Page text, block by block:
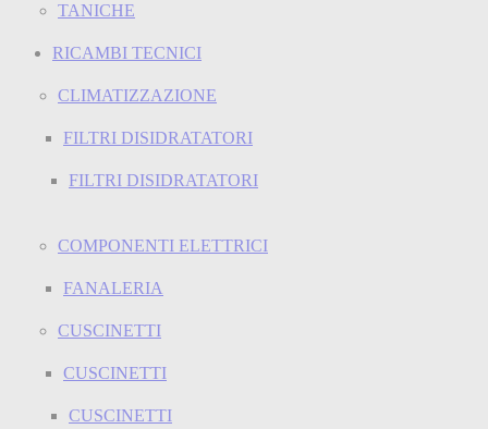
TANICHE
RICAMBI TECNICI
CLIMATIZZAZIONE
FILTRI DISIDRATATORI
FILTRI DISIDRATATORI
COMPONENTI ELETTRICI
FANALERIA
CUSCINETTI
CUSCINETTI
CUSCINETTI